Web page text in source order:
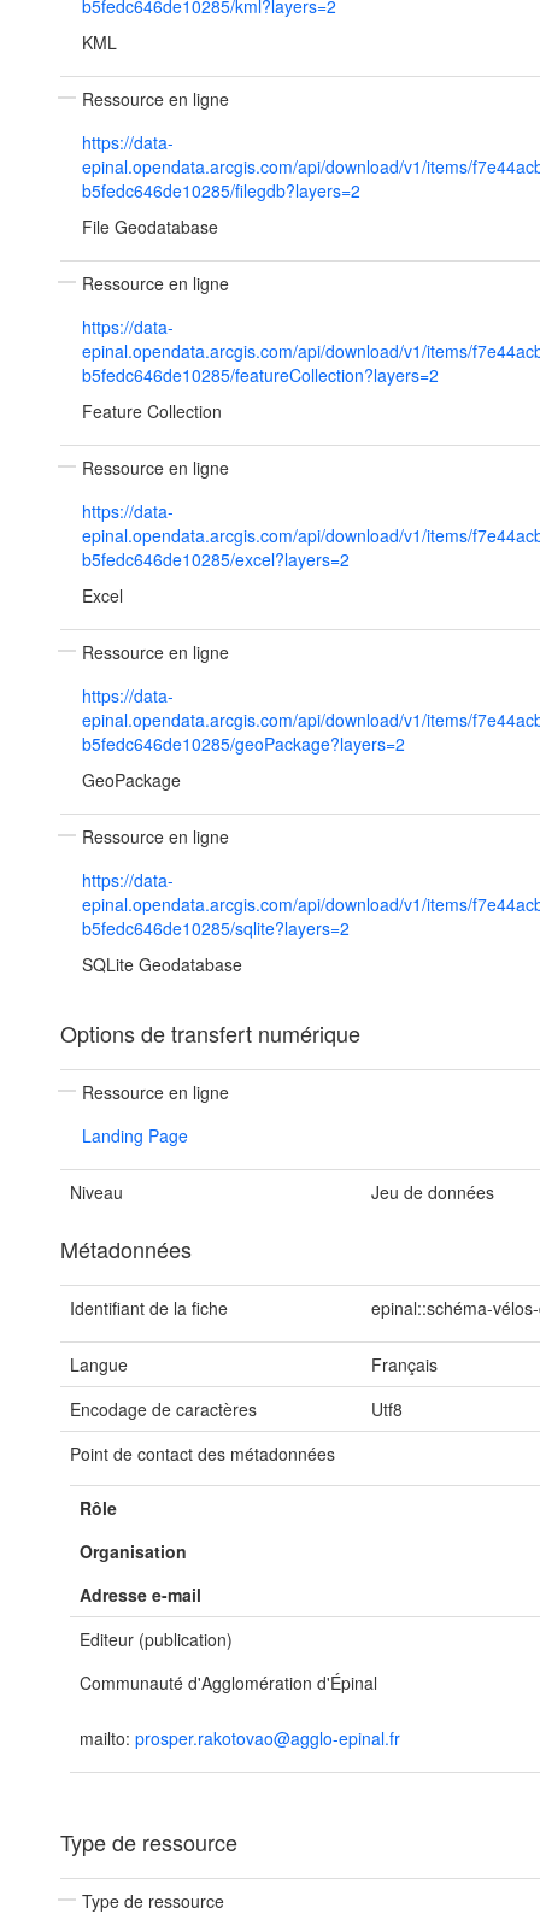
b5fedc646de10285/kml?layers=2
KML
Ressource en ligne
https://data-
epinal.opendata.arcgis.com/api/download/v1/items/
b5fedc646de10285/filegdb?layers=2
File Geodatabase
Ressource en ligne
https://data-
epinal.opendata.arcgis.com/api/download/v1/items/
b5fedc646de10285/featureCollection?layers=2
Feature Collection
Ressource en ligne
https://data-
epinal.opendata.arcgis.com/api/download/v1/items/
b5fedc646de10285/excel?layers=2
Excel
Ressource en ligne
https://data-
epinal.opendata.arcgis.com/api/download/v1/items/
b5fedc646de10285/geoPackage?layers=2
GeoPackage
Ressource en ligne
https://data-
epinal.opendata.arcgis.com/api/download/v1/items/
b5fedc646de10285/sqlite?layers=2
SQLite Geodatabase
Options de transfert numérique
Ressource en ligne
Landing Page
Niveau Jeu de données
Métadonnées
Identifiant de la fiche epinal::schéma-
Langue
Français
Encodage de caractères
Utf8
Point de contact des métadonnées
Rôle
Organisation
Adresse e-mail
Editeur (publication)
Communauté d'Agglomération d'Épinal
mailto: prosper.rakotovao@agglo-epinal.fr
Type de ressource
Type de ressource